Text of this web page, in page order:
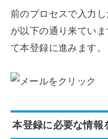
前のプロセスで入力
が以下の通り来てい
て本登録に進みます。
本登録に必要な情報